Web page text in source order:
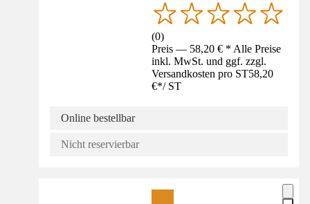
(0)
Preis — 58,20 € * Alle Preise
inkl. MwSt. und ggf. zzgl.
Versandkosten pro ST58,20
€*/ ST
Online bestellbar
Nicht reservierbar